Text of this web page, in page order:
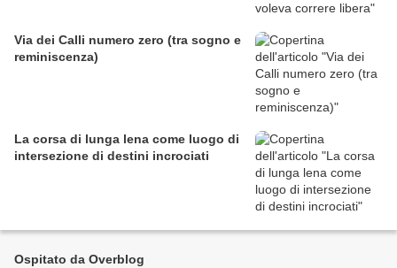
Via dei Calli numero zero (tra sogno e
reminiscenza)
La corsa di lunga lena come luogo di
intersezione di destini incrociati
Ospitato da Overblog